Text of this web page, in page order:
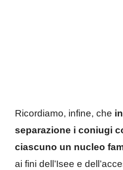
Ricordiamo, infine, che
separazione i coniugi
ciascuno un nucleo
ai fini dell’Isee e